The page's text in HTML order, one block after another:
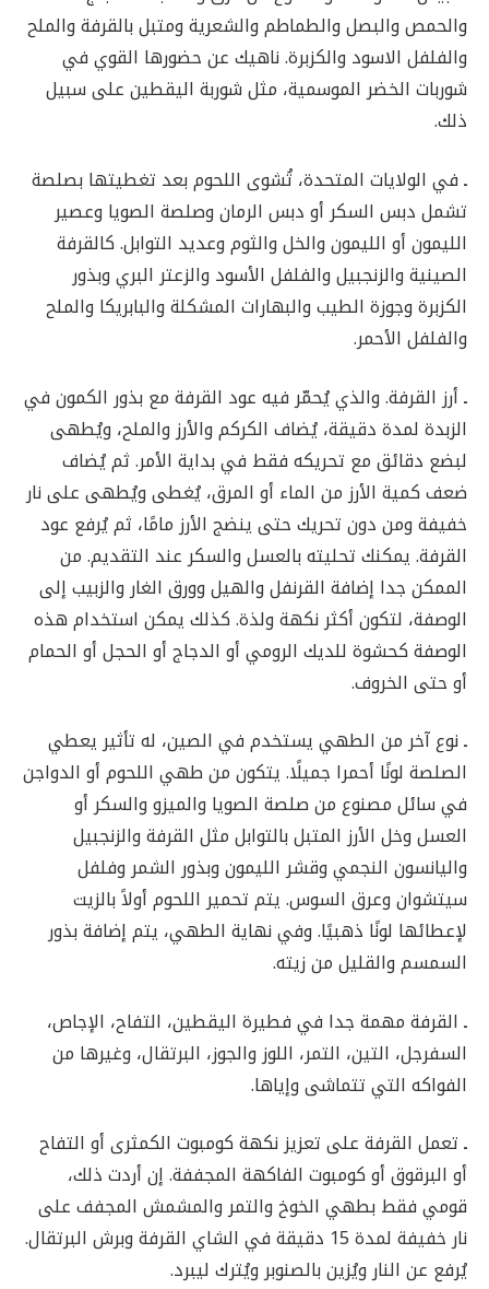
والحمص والبصل والطماطم والشعرية ومتبل بالقرفة والملح
والفلفل الاسود والكزبرة. ناهيك عن حضورها القوي في
شوربات الخضر الموسمية، مثل شوربة اليقطين على سبيل
ذلك.
ـفي الولايات المتحدة، تُشوى اللحوم بعد تغطيتها بصلصة
تشمل دبس السكر أو دبس الرمان وصلصة الصويا وعصير
الليمون أو الليمون والخل والثوم وعديد التوابل. كالقرفة
الصينية والزنجبيل والفلفل الأسود والزعتر البري وبذور
الكزبرة وجوزة الطيب والبهارات المشكلة والبابريكا والملح
والفلفل الأحمر.
ـأرز القرفة. والذي يُحمّر فيه عود القرفة مع بذور الكمون في
الزبدة لمدة دقيقة، يُضاف الكركم والأرز والملح، ويُطهى
لبضع دقائق مع تحريكه فقط في بداية الأمر. ثم يُضاف
ضعف كمية الأرز من الماء أو المرق، يُغطى ويُطهى على نار
خفيفة ومن دون تحريك حتى ينضج الأرز مامًا، ثم يُرفع عود
القرفة. يمكنك تحليته بالعسل والسكر عند التقديم. من
الممكن جدا إضافة القرنفل والهيل وورق الغار والزبيب إلى
الوصفة، لتكون أكثر نكهة ولذة. كذلك يمكن استخدام هذه
الوصفة كحشوة للديك الرومي أو الدجاج أو الحجل أو الحمام
أو حتى الخروف.
ـنوع آخر من الطهي يستخدم في الصين، له تأثير يعطي
الصلصة لونًا أحمرا جميلًا. يتكون من طهي اللحوم أو الدواجن
في سائل مصنوع من صلصة الصويا والميزو والسكر أو
العسل وخل الأرز المتبل بالتوابل مثل القرفة والزنجبيل
واليانسون النجمي وقشر الليمون وبذور الشمر وفلفل
سيتشوان وعرق السوس. يتم تحمير اللحوم أولاً بالزيت
لإعطائها لونًا ذهبيًا. وفي نهاية الطهي، يتم إضافة بذور
السمسم والقليل من زيته.
ـ القرفة مهمة جدا في فطيرة اليقطين، التفاح، الإجاص،
السفرجل، التين، التمر، اللوز والجوز، البرتقال، وغيرها من
الفواكه التي تتماشى وإياها.
ـتعمل القرفة على تعزيز نكهة كومبوت الكمثرى أو التفاح
أو البرقوق أو كومبوت الفاكهة المجففة. إن أردت ذلك،
قومي فقط بطهي الخوخ والتمر والمشمش المجفف على
نار خفيفة لمدة 15 دقيقة في الشاي القرفة وبرش البرتقال.
يُرفع عن النار ويُزين بالصنوبر ويُترك ليبرد.